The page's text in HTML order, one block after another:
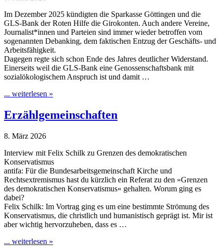
Im Dezember 2025 kündigten die Sparkasse Göttingen und die
GLS-Bank der Roten Hilfe die Girokonten. Auch andere Vereine,
Journalist*innen und Parteien sind immer wieder betroffen vom
sogenannten Debanking, dem faktischen Entzug der Geschäfts- und
Arbeitsfähigkeit.
Dagegen regte sich schon Ende des Jahres deutlicher Widerstand.
Einerseits weil die GLS-Bank eine Genossenschaftsbank mit
sozialökologischem Anspruch ist und damit …
... weiterlesen »
Erzählgemeinschaften
8. März 2026
Interview mit Felix Schilk zu Grenzen des demokratischen
Konservatismus
antifa: Für die Bundesarbeitsgemeinschaft Kirche und
Rechtsextremismus hast du kürzlich ein Referat zu den »Grenzen
des demokratischen Konservatismus« gehalten. Worum ging es
dabei?
Felix Schilk: Im Vortrag ging es um eine bestimmte Strömung des
Konservatismus, die christlich und humanistisch geprägt ist. Mir ist
aber wichtig hervorzuheben, dass es …
... weiterlesen »